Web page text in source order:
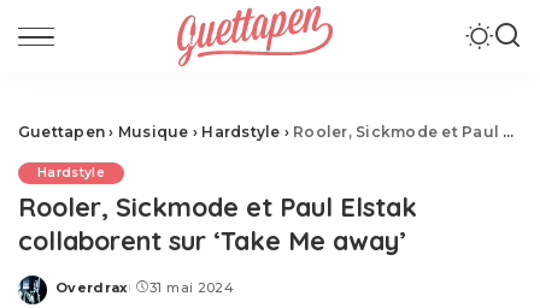
Guettapen › Musique › Hardstyle › Rooler, Sickmode et Paul Elstak collaborent sur ‘Take Me away’
Hardstyle
Rooler, Sickmode et Paul Elstak
collaborent sur ‘Take Me away’
Posted
Overdrax 31 mai 2024